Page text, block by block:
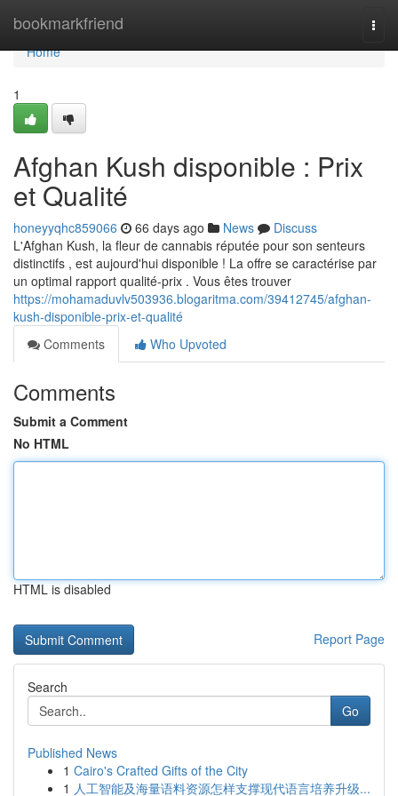
bookmarkfriend
Home
Home
1
Afghan Kush disponible : Prix
et Qualité
honeyyqhc859066 66 days ago News
Discuss
L'Afghan Kush, la fleur de cannabis réputée pour son senteurs
distinctifs , est aujourd'hui disponible ! La offre se caractérise par
un optimal rapport qualité-prix . Vous êtes trouver
https://mohamaduvlv503936.blogaritma.com/39412745/afghan-
kush-disponible-prix-et-qualité
Comments
Who Upvoted
Comments
Submit a Comment
No HTML
HTML is disabled
Report Page
Search
Go
Published News
1 Cairo's Crafted Gifts of the City
1 人工智能及海量语料资源怎样支撑现代语言培养升级...